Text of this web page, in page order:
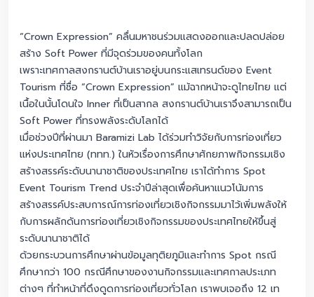
“Crown Expression” คลื่นมหาชนร่วมแสดงออกและปลดปล่อย
สร้าง Soft Power ที่มีจุดร่วมของคนทั้งโลก
เพราะเทศกาลสงกรานต์บ้านเราอยู่บนกระแสเทรนด์ของ Event
Tourism ที่ชื่อ “Crown Expression” แม้ฉากหน้าจะดูไทยไทย แต่
เนื้อในนั้นโดนใจ Inner ที่เป็นสากล สงกรานต์บ้านเราจึงสามารถเป็น
Soft Power ที่ทรงพลังระดับโลกได้
เมื่อช่วงปีที่ผ่านมา Baramizi Lab ได้ร่วมทำวิจัยกับการท่องเที่ยว
แห่งประเทศไทย (ททท.) ในหัวเรื่องการศึกษาศักยภาพกิจกรรมเชิง
สร้างสรรค์ระดับนานาชาติของประเทศไทย เราได้ทำการ Spot
Event Tourism Trend ประจำปีล่าสุดเพื่อค้นหาแนวโน้มการ
สร้างสรรค์ประสบการณ์การท่องเที่ยวเชิงกิจกรรมมาไว้เพิ่มพลังให้
กับการผลักดันการท่องเที่ยวเชิงกิจกรรมของประเทศไทยให้ขึ้นสู่
ระดับนานาชาติได้
ด้วยกระบวนการศึกษาผ่านข้อมูลทุติยภูมิและทำการ Spot กรณี
ศึกษากว่า 100 กรณีศึกษาของงานกิจกรรมและเทศกาลประเภท
ต่างๆ ที่ทำหน้าที่ดึงดูดการท่องเที่ยวทั่วโลก เราพบเจอถึง 12 เท